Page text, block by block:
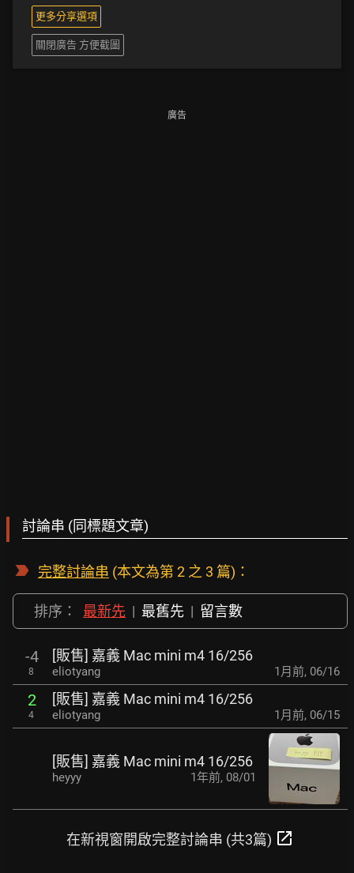
更多分享選項
關閉廣告 方便截圖
廣告
討論串 (同標題文章)
完整討論串 (本文為第 2 之 3 篇)：
排序： 最新先 | 最舊先 | 留言數
-4
8
[販售] 嘉義 Mac mini m4 16/256
eliotyang 1月前, 06/16
2
4
[販售] 嘉義 Mac mini m4 16/256
eliotyang 1月前, 06/15
[販售] 嘉義 Mac mini m4 16/256
heyyy 1年前, 08/01
在新視窗開啟完整討論串 (共3篇) open_in_new